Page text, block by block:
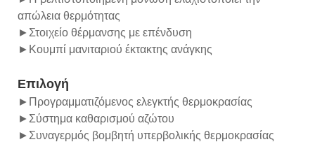
απώλεια θερμότητας
►Στοιχείο θέρμανσης με επένδυση
►Κουμπί μανιταριού έκτακτης ανάγκης
Επιλογή
►Προγραμματιζόμενος ελεγκτής θερμοκρασίας
►Σύστημα καθαρισμού αζώτου
►Συναγερμός βομβητή υπερβολικής θερμοκρασίας